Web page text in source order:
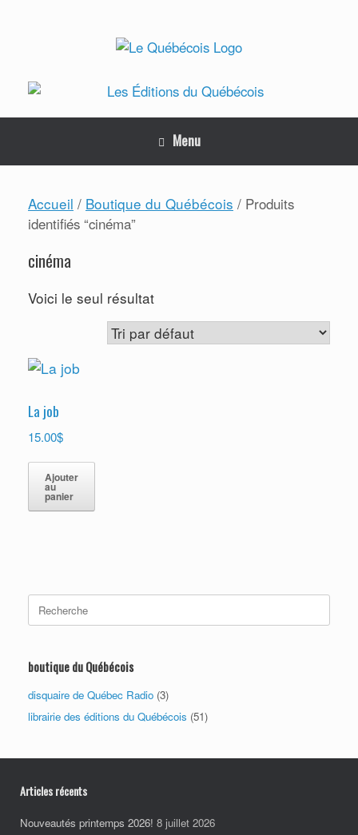
Menu
Accueil / Boutique du Québécois / Produits
identifiés “cinéma”
cinéma
Voici le seul résultat
La job
15.00$
Ajouter
au
panier
Search
for:
boutique du Québécois
disquaire de Québec Radio (3)
librairie des éditions du Québécois (51)
Articles récents
Nouveautés printemps 2026! 8 juillet 2026